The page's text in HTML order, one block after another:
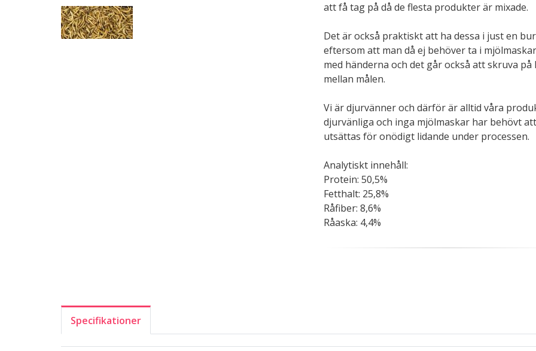
att få tag på då de flesta produkter är mixade.
Det är också praktiskt att ha dessa i just en
eftersom att man då ej behöver ta i
med händerna och det går också att skruva på
mellan målen.
Vi är djurvänner och därför är alltid våra
djurvänliga och inga mjölmaskar har behövt att
utsättas för onödigt lidande under processen.
Analytiskt innehåll:
Protein: 50,5%
Fetthalt: 25,8%
Råfiber: 8,6%
Råaska: 4,4%
Specifikationer